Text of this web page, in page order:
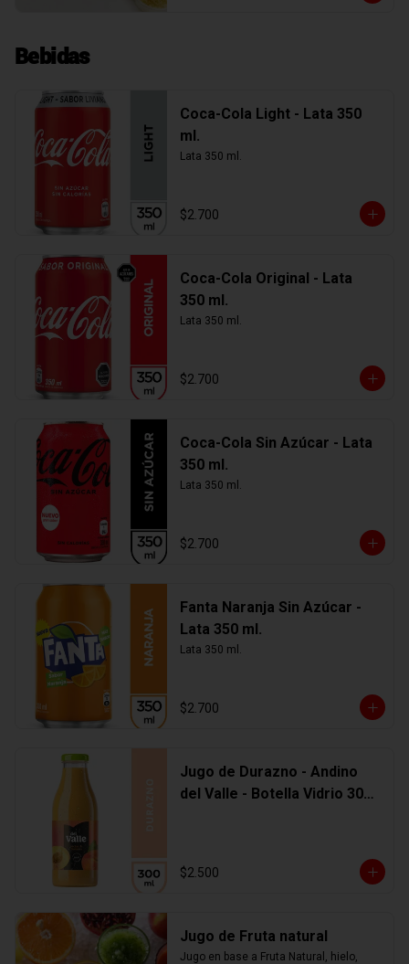
Bebidas
Coca-Cola Light - Lata 350
ml.
Lata 350 ml.
$2.700
Coca-Cola Original - Lata
350 ml.
Lata 350 ml.
$2.700
Coca-Cola Sin Azúcar - Lata
350 ml.
Lata 350 ml.
$2.700
Fanta Naranja Sin Azúcar -
Lata 350 ml.
Lata 350 ml.
$2.700
Jugo de Durazno - Andino
del Valle - Botella Vidrio 300
$2.500
Jugo de Fruta natural
Jugo en base a Fruta Natural, hielo,